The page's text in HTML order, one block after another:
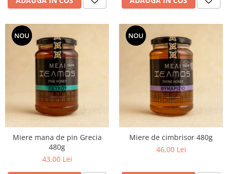
NOU
Miere mana de pin Grecia
480g
43,00 Lei
NOU
Miere de cimbrisor 480g
46,00 Lei